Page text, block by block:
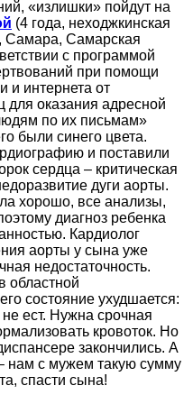
«излишки» пойдут на
й (4 года, неходжкинская
Самара, Самарская
с программой
при помощи
и интернета от
для оказания адресной
по их письмам»
были синего цвета.
и поставили
сердца – критическая
дуги аорты.
хорошо, все анализы,
диагноз ребенка
Кардиолог
аорты у сына уже
недостаточность.
областной
состояние ухудшается:
ест. Нужна срочная
кровоток. Но
закончились. А
нам с мужем такую сумму
спасти сына!